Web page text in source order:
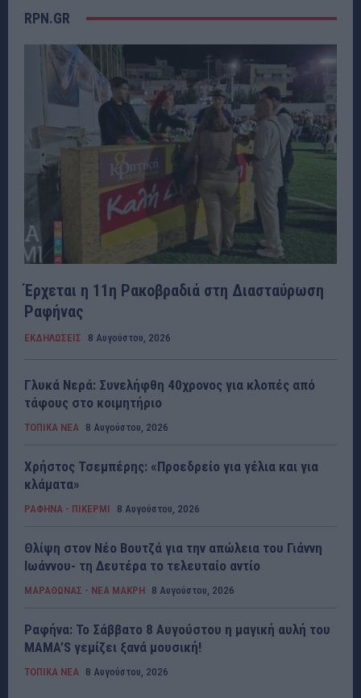
RPN.GR
Έρχεται η 11η Ρακοβραδιά στη Διασταύρωση
Ραφήνας
ΕΚΔΗΛΩΣΕΙΣ 8 Αυγούστου, 2026
Γλυκά Νερά: Συνελήφθη 40χρονος για κλοπές από
τάφους στο κοιμητήριο
ΤΟΠΙΚΑ ΝΕΑ 8 Αυγούστου, 2026
Χρήστος Τσεμπέρης: «Προεδρείο για γέλια και για
κλάματα»
ΡΑΦΗΝΑ - ΠΙΚΕΡΜΙ 8 Αυγούστου, 2026
Θλίψη στον Νέο Βουτζά για την απώλεια του Γιάννη
Ιωάννου- τη Δευτέρα το τελευταίο αντίο
ΜΑΡΑΘΩΝΑΣ - ΝΕΑ ΜΑΚΡΗ 8 Αυγούστου, 2026
Ραφήνα: Το Σάββατο 8 Αυγούστου η μαγική αυλή του
MAMA’S γεμίζει ξανά μουσική!
ΤΟΠΙΚΑ ΝΕΑ 8 Αυγούστου, 2026